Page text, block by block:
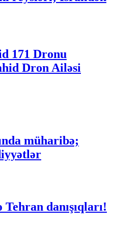
171 Dronu
Dron Ailəsi
müharibə;
danışıqları!